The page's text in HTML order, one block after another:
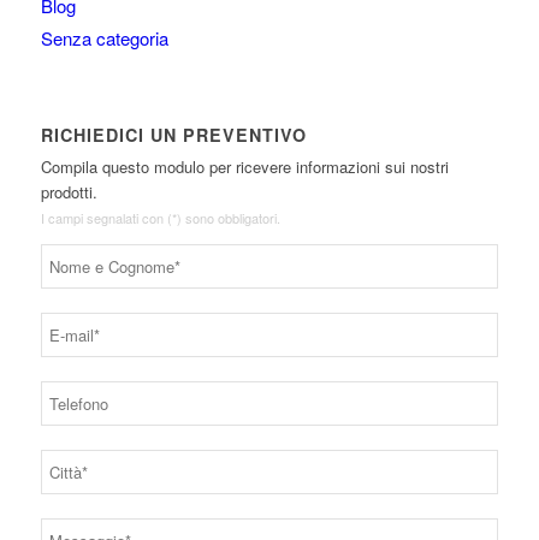
Blog
Senza categoria
RICHIEDICI UN PREVENTIVO
Compila questo modulo per ricevere informazioni sui nostri
prodotti.
I campi segnalati con (*) sono obbligatori.